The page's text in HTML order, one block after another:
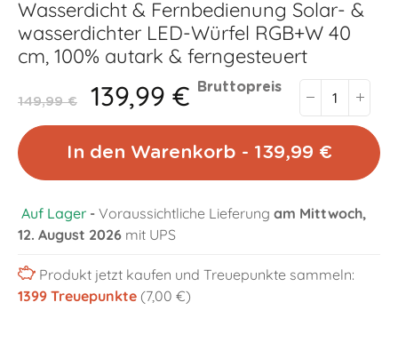
Wasserdicht & Fernbedienung Solar- &
wasserdichter LED-Würfel RGB+W 40
cm, 100% autark & ferngesteuert
149,99 € 139,99 € Bruttopreis
In den Warenkorb - 139,99 €
Auf Lager - Voraussichtliche Lieferung am Mittwoch,
12. August 2026 mit UPS
Produkt jetzt kaufen und Treuepunkte sammeln:
1399 Treuepunkte (7,00 €)